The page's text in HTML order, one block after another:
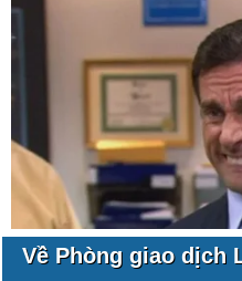
Về Phòng giao dịch